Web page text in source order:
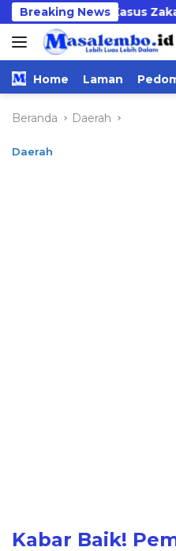
Langsung
ke
konten
Breaking News
Tuntas Kasus Zakat dan
Home Laman
Beranda Daerah
Daerah
Kabar Baik!